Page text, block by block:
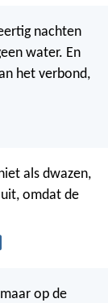
nachten
water. En
het verbond,
als dwazen,
omdat de
op de